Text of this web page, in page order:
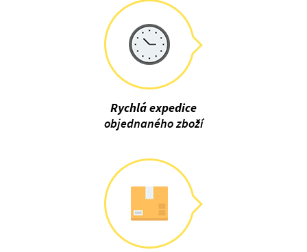
Rychlá expedice
objednaného zboží